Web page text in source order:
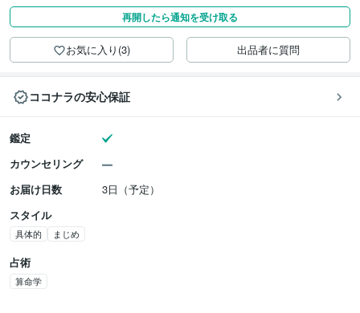
再開したら通知を受け取る
お気に入り(3) 出品者に質問
ココナラの安心保証
鑑定
カウンセリング
お届け日数
3日（予定）
スタイル
具体的 まじめ
占術
算命学